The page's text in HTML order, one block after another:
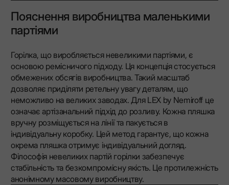
Пояснення виробництва маленькими
партіями
Горілка, що виробляється невеликими партіями, є
основою ремісничого підходу. Ця концепція стосується
обмежених обсягів виробництва. Такий масштаб
дозволяє приділяти ретельну увагу деталям, що
неможливо на великих заводах. Для LEX by Nemiroff це
означає артізанальний підхід до розливу. Кожна пляшка
вручну розміщується на лінії та пакується в
індивідуальну коробку. Цей метод гарантує, що кожна
окрема пляшка отримує індивідуальний догляд.
Філософія невеликих партій горілки забезпечує
стабільність та безкомпромісну якість. Це протилежність
анонімному масовому виробництву.